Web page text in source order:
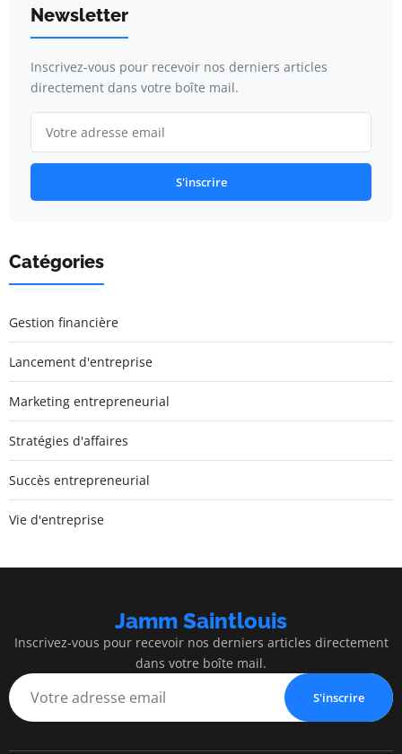
Newsletter
Inscrivez-vous pour recevoir nos derniers articles
directement dans votre boîte mail.
S'inscrire
Catégories
Gestion financière
Lancement d'entreprise
Marketing entrepreneurial
Stratégies d'affaires
Succès entrepreneurial
Vie d'entreprise
Jamm Saintlouis
Inscrivez-vous pour recevoir nos derniers articles directement
dans votre boîte mail.
S'inscrire